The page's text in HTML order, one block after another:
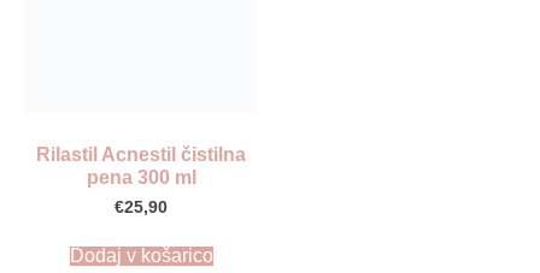
Rilastil Acnestil čistilna
pena 300 ml
€25,90
Dodaj v košarico